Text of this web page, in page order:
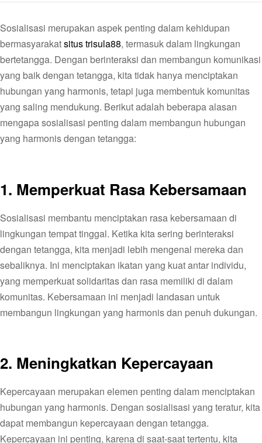
Sosialisasi merupakan aspek penting dalam kehidupan
bermasyarakatsitus trisula88, termasuk dalam lingkungan
bertetangga. Dengan berinteraksi dan membangun komunikasi
yang baik dengan tetangga, kita tidak hanya menciptakan
hubungan yang harmonis, tetapi juga membentuk komunitas
yang saling mendukung. Berikut adalah beberapa alasan
mengapa sosialisasi penting dalam membangun hubungan
yang harmonis dengan tetangga:
1. Memperkuat Rasa Kebersamaan
Sosialisasi membantu menciptakan rasa kebersamaan di
lingkungan tempat tinggal. Ketika kita sering berinteraksi
dengan tetangga, kita menjadi lebih mengenal mereka dan
sebaliknya. Ini menciptakan ikatan yang kuat antar individu,
yang memperkuat solidaritas dan rasa memiliki di dalam
komunitas. Kebersamaan ini menjadi landasan untuk
membangun lingkungan yang harmonis dan penuh dukungan.
2. Meningkatkan Kepercayaan
Kepercayaan merupakan elemen penting dalam menciptakan
hubungan yang harmonis. Dengan sosialisasi yang teratur, kita
dapat membangun kepercayaan dengan tetangga.
Kepercayaan ini penting, karena di saat-saat tertentu, kita